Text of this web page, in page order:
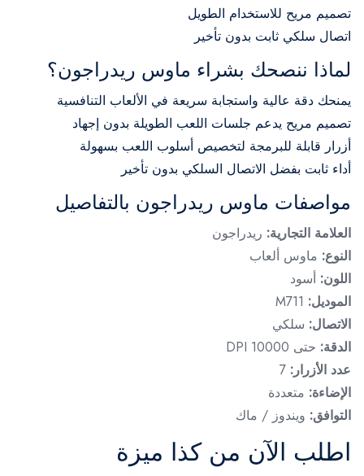
تصميم مريح للاستخدام الطويل
اتصال سلكي ثابت بدون تأخير
لماذا ننصحك بشراء ماوس ريدراجون؟
يمنحك دقة عالية واستجابة سريعة في الألعاب التنافسية
تصميم مريح يدعم جلسات اللعب الطويلة بدون إجهاد
أزرار قابلة للبرمجة لتخصيص أسلوب اللعب بسهولة
أداء ثابت بفضل الاتصال السلكي بدون تأخير
مواصفات ماوس ريدراجون بالتفاصيل
العلامة التجارية: ريدراجون
النوع: ماوس ألعاب
اللون: أسود
الموديل:
الاتصال: سلكي
الدقة: حتى 10000 DPI
عدد الأزرار:
الإضاءة: متعددة
التوافق: ويندوز / ماك
اطلب الآن من كذا ميزة